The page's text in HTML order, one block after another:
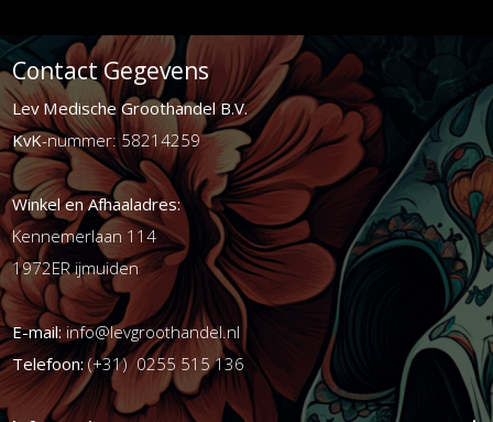
Contact Gegevens
Lev Medische Groothandel B.V.
KvK-nummer: 58214259
Winkel en Afhaaladres:
Kennemerlaan 114
1972ER ijmuiden
E-mail:info@levgroothandel.nl
Telefoon:(+31) 0255 515 136